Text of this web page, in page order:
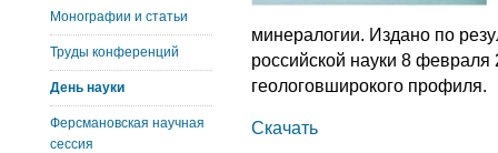
минералогии. Издано по
российской науки 8 февраля
геологовширокого профиля.
Скачать
Монографии и статьи
Труды конференций
День науки
Ферсмановская научная
сессия